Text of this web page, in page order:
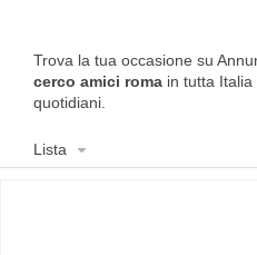
Trova la tua occasione su
cerco amici roma in tutta
quotidiani.
Lista